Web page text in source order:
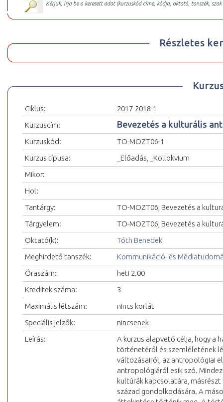
Kérjük, írja be a keresett adat (kurzuskód címe, kódja, oktató, tanszék,
Részletes
Ciklus:
2017-2018-1
Kurzuscím:
Bevezetés a kulturális
Kurzuskód:
TO-MOZT06-1
Kurzus típusa:
_Előadás, _Kollokvium
Mikor:
Hol:
Tantárgy:
TO-MOZT06, Bevezetés a
Tárgyelem:
TO-MOZT06, Bevezetés a
Oktató(k):
Tóth Benedek
Meghirdető tanszék:
Kommunikáció- és
Óraszám:
heti 2.00
Kreditek száma:
3
Maximális létszám:
nincs korlát
Speciális jelzők:
nincsenek
Leírás:
A kurzus alapvető célja, hogy a
történetéről és szemléletének
változásairól, az antropológiai
antropológiáról esik szó.
kultúrák kapcsolatára,
század gondolkodására. A